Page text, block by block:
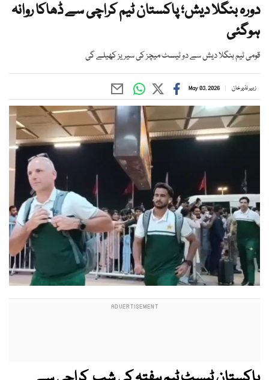
دورہ بنگلا دیش؛ پاکستان ٹیم کراچی سے ڈھاکا روانہ
ہوگئی
قومی ٹیم بنگلا دیش سے دو ٹیسٹ میچز کی سیریز کھیلے گی
زبیر نذیر خان May 03, 2026